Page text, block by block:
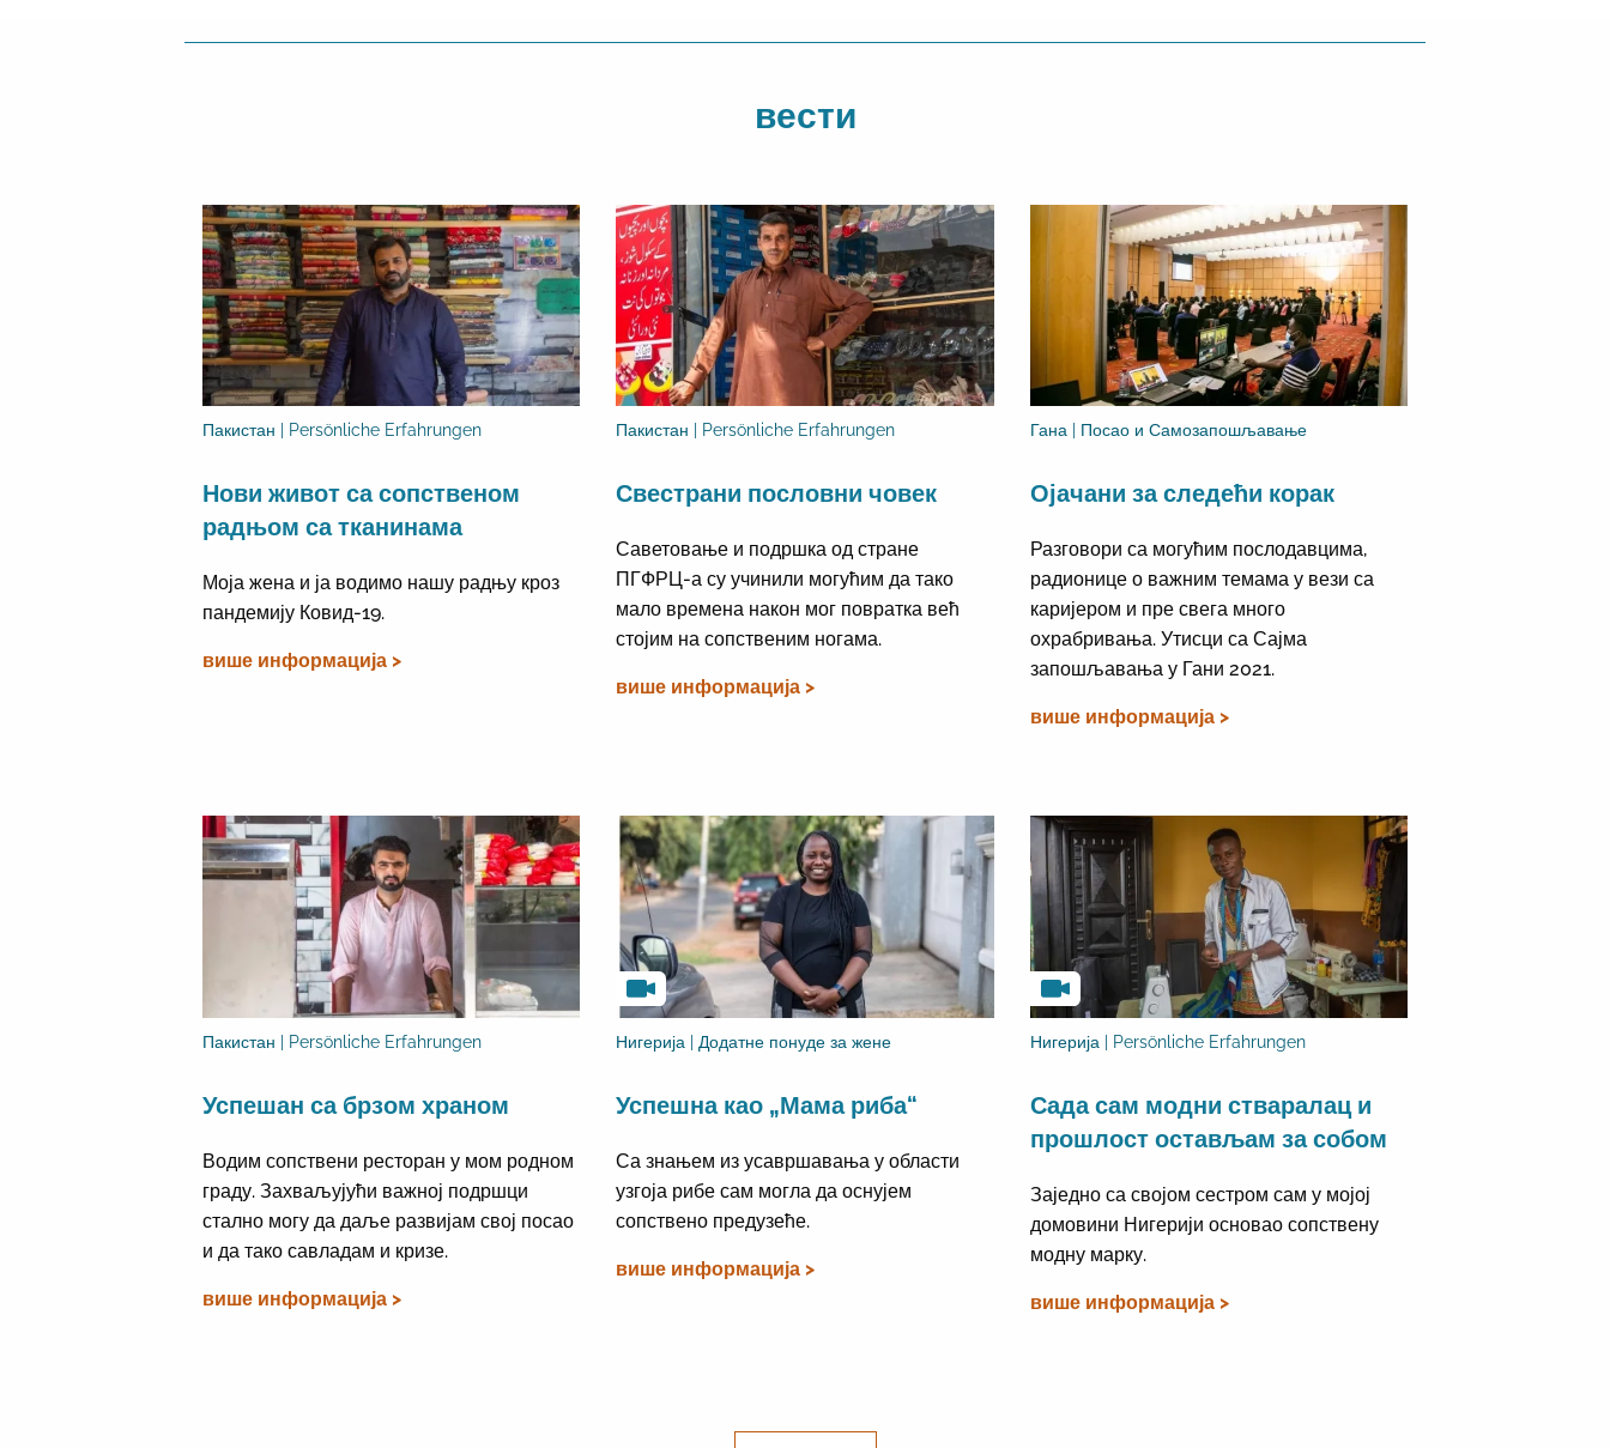
вести
Пакистан | Persönliche Erfahrungen
Нови живот са сопственом
радњом са тканинама
Моја жена и ја водимо нашу радњу кроз
пандемију Ковид-19.
више информација >
Пакистан | Persönliche Erfahrungen
Свестрани пословни човек
Саветовање и подршка од стране
ПГФРЦ-а су учинили могућим да тако
мало времена након мог повратка већ
стојим на сопственим ногама.
више информација >
Гана | Посао и Самозапошљавање
Ојачани за следећи корак
Разговори са могућим послодавцима,
радионице о важним темама у вези са
каријером и пре свега много
охрабривања. Утисци са Сајма
запошљавања у Гани 2021.
више информација >
Пакистан | Persönliche Erfahrungen
Успешан са брзом храном
Водим сопствени ресторан у мом родном
граду. Захваљујући важној подршци
стално могу да даље развијам свој посао
и да тако савладам и кризе.
више информација >
Нигерија | Додатне понуде за жене
Успешна као „Мама риба“
Са знањем из усавршавања у области
узгоја рибе сам могла да оснујем
сопствено предузеће.
више информација >
Нигерија | Persönliche Erfahrungen
Сада сам модни стваралац и
прошлост остављам за собом
Заједно са својом сестром сам у мојој
домовини Нигерији основао сопствену
модну марку.
више информација >